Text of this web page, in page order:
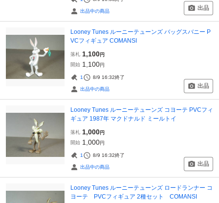
出品中の商品 出品
Looney Tunes ルーニーテューンズ バッグスバニー P
VCフィギュア COMANSI
落札 1,100円
開始 1,100円
1 8/9 16:32終了
出品中の商品 出品
Looney Tunes ルーニーテューンズ コヨーテ PVCフィ
ギュア 1987年 マクドナルド ミールトイ
落札 1,000円
開始 1,000円
1 8/9 16:32終了
出品中の商品 出品
Looney Tunes ルーニーテューンズ ロードランナー コ
ヨーテ PVCフィギュア 2種セット COMANSI